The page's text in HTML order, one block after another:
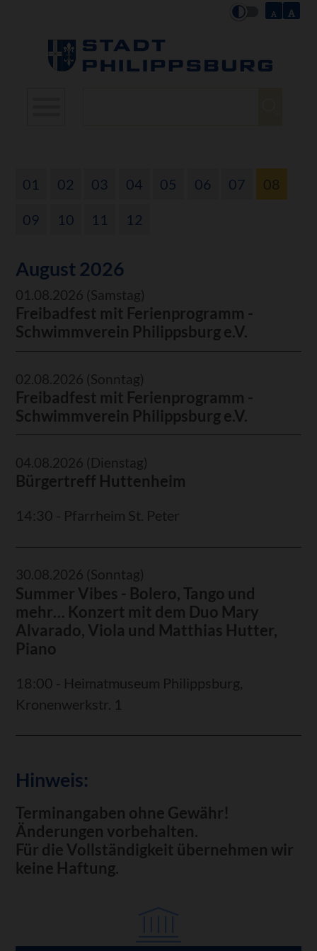
01 02 03 04 05 06 07 08
09 10 11 12
August 2026
01.08.2026 (Samstag)
Freibadfest mit Ferienprogramm -
Schwimmverein Philippsburg e.V.
02.08.2026 (Sonntag)
Freibadfest mit Ferienprogramm -
Schwimmverein Philippsburg e.V.
04.08.2026 (Dienstag)
Bürgertreff Huttenheim
14:30 - Pfarrheim St. Peter
30.08.2026 (Sonntag)
Summer Vibes - Bolero, Tango und
mehr… Konzert mit dem Duo Mary
Alvarado, Viola und Matthias Hutter,
Piano
18:00 - Heimatmuseum Philippsburg,
Kronenwerkstr. 1
Hinweis:
Terminangaben ohne Gewähr!
Änderungen vorbehalten.
Für die Vollständigkeit übernehmen wir
keine Haftung.